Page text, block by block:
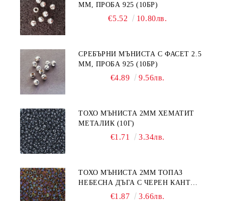
ММ, ПРОБА 925 (10БР)
€5.52 10.80лв.
СРЕБЪРНИ МЪНИСТА С ФАСЕТ 2.5
ММ, ПРОБА 925 (10БР)
€4.89 9.56лв.
ТОХО МЪНИСТА 2ММ ХЕМАТИТ
МЕТАЛИК (10Г)
€1.71 3.34лв.
ТОХО МЪНИСТА 2ММ ТОПАЗ
НЕБЕСНА ДЪГА С ЧЕРЕН КАНТ
€1.87 3.66лв.